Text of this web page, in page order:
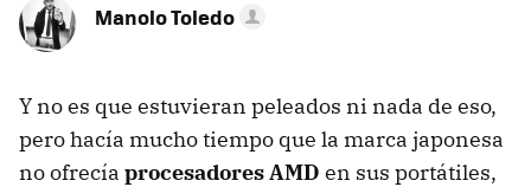
Manolo Toledo
Y no es que estuvieran peleados ni nada de eso,
pero hacía mucho tiempo que la marca japonesa
no ofrecía procesadores AMD en sus portátiles,